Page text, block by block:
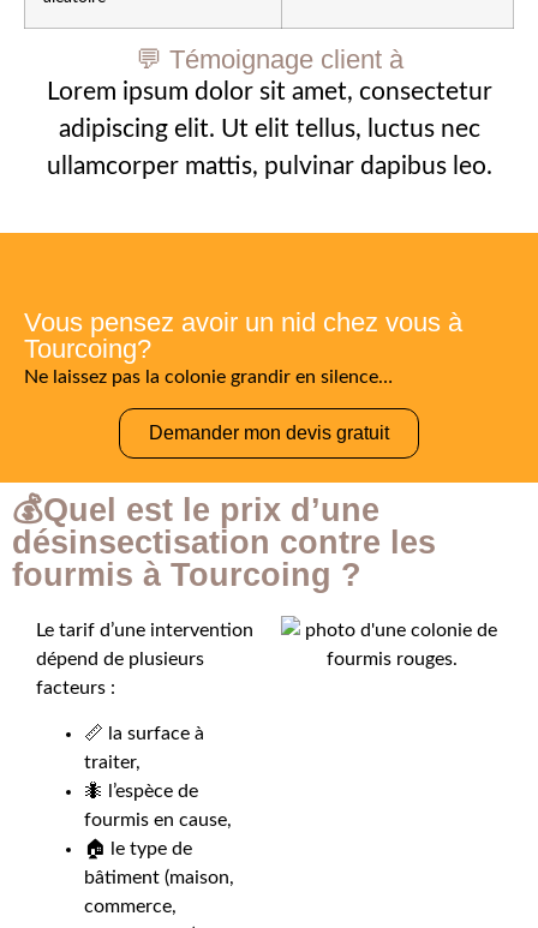
💬 Témoignage client à
Lorem ipsum dolor sit amet, consectetur
adipiscing elit. Ut elit tellus, luctus nec
ullamcorper mattis, pulvinar dapibus leo.
Vous pensez avoir un nid chez vous à
Tourcoing?
Ne laissez pas la colonie grandir en silence…
Demander mon devis gratuit
💰Quel est le prix d’une
désinsectisation contre les
fourmis à Tourcoing ?
Le tarif d’une intervention
dépend de plusieurs
facteurs :
📏 la surface à
traiter,
🐜 l’espèce de
fourmis en cause,
🏠 le type de
bâtiment (maison,
commerce,